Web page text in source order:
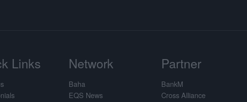
Links Network
Baha
EQS News
Partner
BankM
Cross Alliance